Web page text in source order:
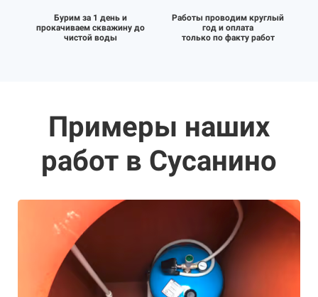
Бурим за 1 день и
прокачиваем скважину до
чистой воды
Работы проводим круглый
год и оплата
только по факту работ
Примеры наших
работ в Сусанино